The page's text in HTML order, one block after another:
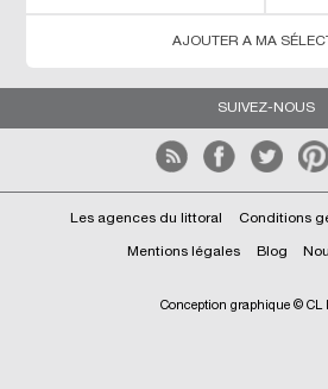
AJOUTER A MA
SUIVEZ-NOUS
Les agences du littoral Conditions
Mentions légales Blog
Conception graphique © CL